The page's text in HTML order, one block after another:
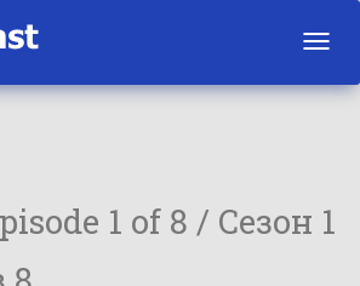
1 of 8 / Сезон 1